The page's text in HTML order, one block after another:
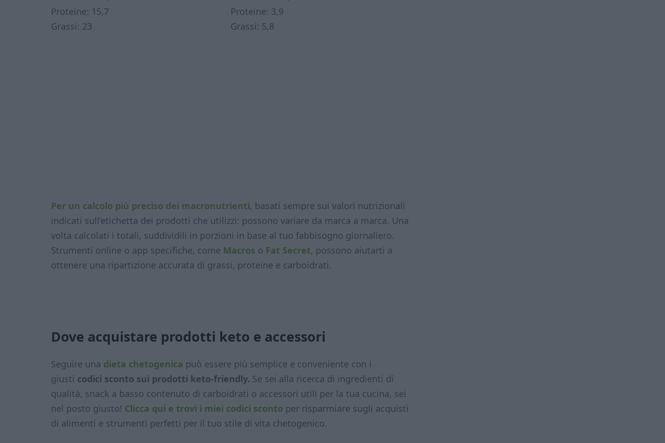
Proteine: 15,7
Grassi: 23
Proteine: 3,9
Grassi: 5,8
Per un calcolo più preciso dei macronutrienti, basati sempre sui valori nutrizionali
indicati sull’etichetta dei prodotti che utilizzi: possono variare da marca a marca. Una
volta calcolati i totali, suddividili in porzioni in base al tuo fabbisogno giornaliero.
Strumenti online o app specifiche, come Macros o Fat Secret, possono aiutarti a
ottenere una ripartizione accurata di grassi, proteine e carboidrati.
Dove acquistare prodotti keto e accessori
Seguire una dieta chetogenica può essere più semplice e conveniente con i
giusti codici sconto sui prodotti keto-friendly. Se sei alla ricerca di ingredienti di
qualità, snack a basso contenuto di carboidrati o accessori utili per la tua cucina, sei
nel posto giusto! Clicca qui e trovi i miei codici sconto per risparmiare sugli acquisti
di alimenti e strumenti perfetti per il tuo stile di vita chetogenico.